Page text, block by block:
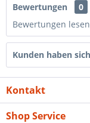
Bewertungen
0
Bewertungen
Kunden haben
Kontakt
Shop Service